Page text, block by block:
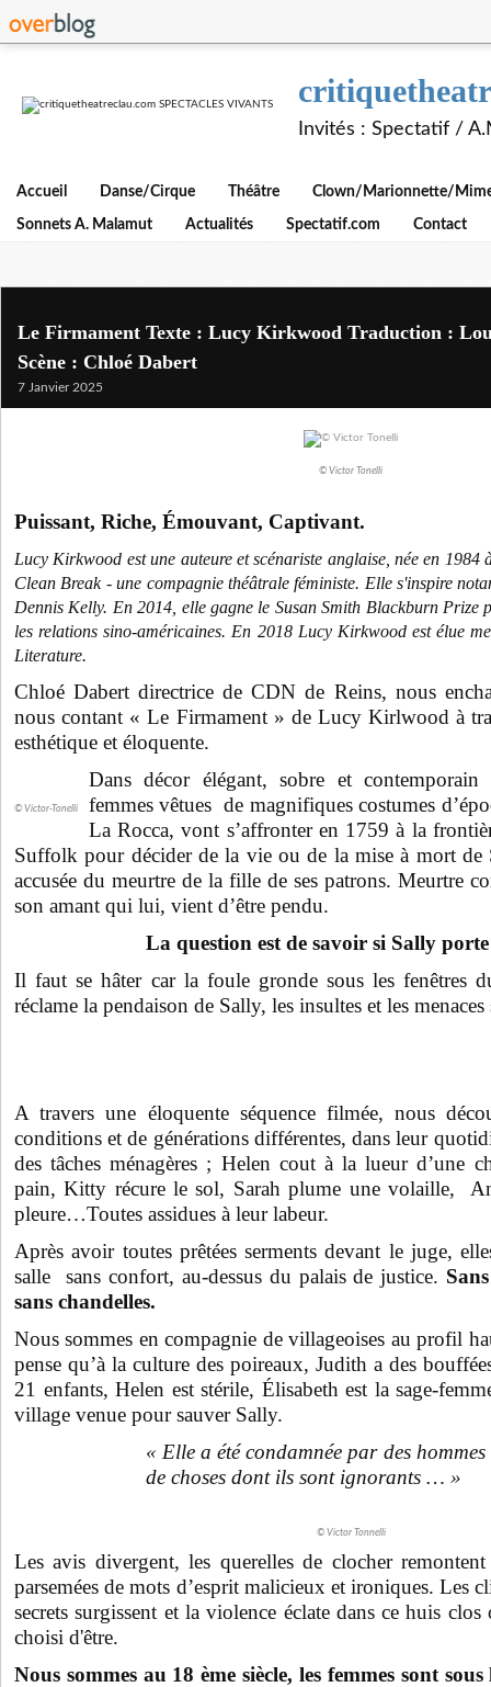
Invités : Spectatif /
Accueil Danse/Cirque Théâtre Clown/Marionnette/
Sonnets A. Malamut Actualités Spectatif.com Contact
Le Firmament Texte : Lucy Kirkwood Traduction :
Scène : Chloé Dabert
7 Janvier 2025
© Victor Tonelli
Puissant, Riche, Émouvant, Captivant.
Lucy Kirkwood est une auteure et scénariste anglaise, née en 1984
Clean Break - une compagnie théâtrale féministe. Elle s'inspire
Dennis Kelly. En 2014, elle gagne le Susan Smith Blackburn Prize
les relations sino-américaines. En 2018 Lucy Kirkwood est élue
Literature.
Chloé Dabert directrice de CDN de Reins, nous
nous contant « Le Firmament » de Lucy Kirlwood à
esthétique et éloquente.
© Victor-Tonelli
Dans décor élégant, sobre et
femmes vêtues de magnifiques costumes
La Rocca, vont s’affronter en 1759 à la
Suffolk pour décider de la vie ou de la mise à mort de
accusée du meurtre de la fille de ses patrons. Meurtre
son amant qui lui, vient d’être pendu.
La question est de savoir si Sally
Il faut se hâter car la foule gronde sous les fenêtres
réclame la pendaison de Sally, les insultes et les
A travers une éloquente séquence filmée, nous
conditions et de générations différentes, dans leur
des tâches ménagères ; Helen cout à la lueur d’une
pain, Kitty récure le sol, Sarah plume une volaille,
pleure…Toutes assidues à leur labeur.
Après avoir toutes prêtées serments devant le juge,
salle sans confort, au-dessus du palais de justice.
sans chandelles.
Nous sommes en compagnie de villageoises au profil
pense qu’à la culture des poireaux, Judith a des
21 enfants, Helen est stérile, Élisabeth est la sage-
village venue pour sauver Sally.
« Elle a été condamnée par des
de choses dont ils sont ignorants … »
© Victor Tonnelli
Les avis divergent, les querelles de clocher
parsemées de mots d’esprit malicieux et ironiques. Les
secrets surgissent et la violence éclate dans ce huis clos
choisi d'être.
Nous sommes au 18 ème siècle, les femmes sont